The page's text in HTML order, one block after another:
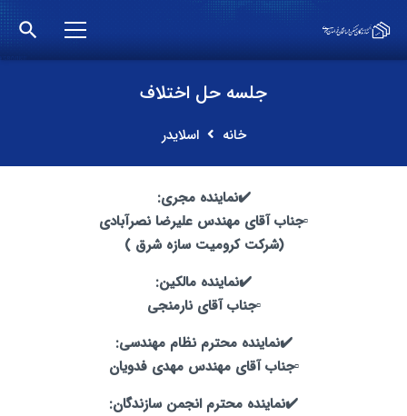
search
جلسه حل اختلاف
خانه اسلایدر
✔️نماینده مجری:
▫️جناب آقای مهندس علیرضا نصرآبادی
(شرکت کرومیت سازه شرق )
✔️نماینده مالکین:
▫️جناب آقای نارمنجی
✔️نماینده محترم نظام مهندسی:
▫️جناب آقای مهندس مهدی فدویان
✔️نماینده محترم انجمن سازندگان: